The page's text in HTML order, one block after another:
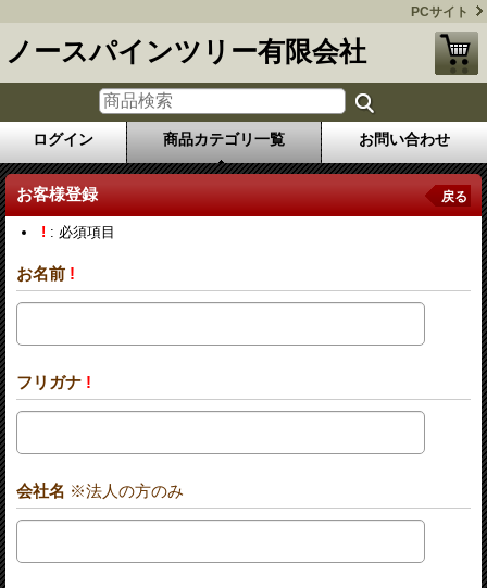
PCサイト
ノースパインツリー有限会社
ログイン 商品カテゴリ一覧 お問い合わせ
お客様登録 戻る
! : 必須項目
お名前 !
フリガナ !
会社名 ※法人の方のみ